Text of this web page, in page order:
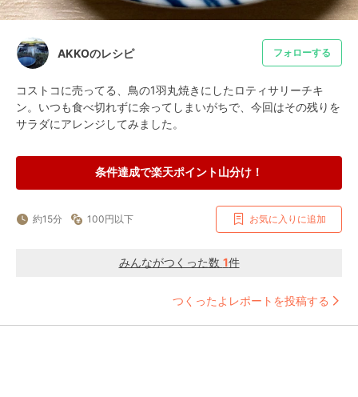
AKKOのレシピ フォローする
コストコに売ってる、鳥の1羽丸焼きにしたロティサリーチキ
ン。いつも食べ切れずに余ってしまいがちで、今回はその残りを
サラダにアレンジしてみました。
条件達成で楽天ポイント山分け！
約15分 100円以下 お気に入りに追加
みんながつくった数 1件
つくったよレポートを投稿する